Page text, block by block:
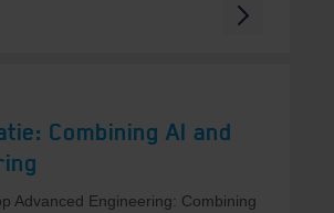
Combining AI and
Advanced Engineering: Combining